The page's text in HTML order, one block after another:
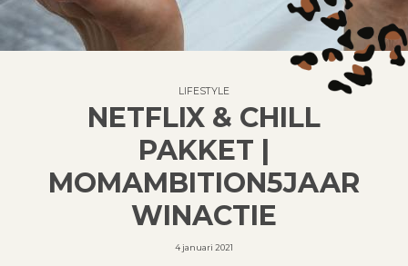
LIFESTYLE
NETFLIX & CHILL
PAKKET |
MOMAMBITION5JAAR
WINACTIE
4 januari 2021